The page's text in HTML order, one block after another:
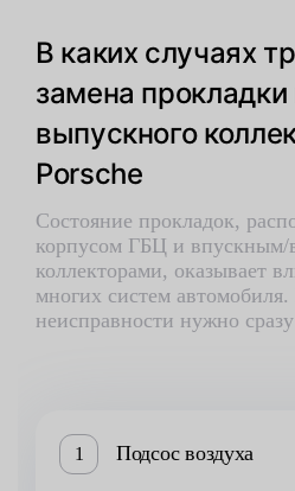
В каких случаях
замена прокладки
выпускного
Porsche
Состояние прокладок,
корпусом ГБЦ и
коллекторами, оказывает
многих систем
неисправности нужно
1 Подсос воздуха